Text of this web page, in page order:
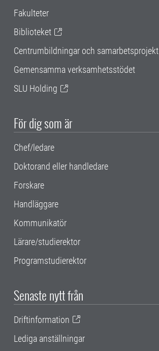
Fakulteter
Biblioteket
Centrumbildningar och samarbetsprojekt
Gemensamma verksamhetsstödet
SLU Holding
För dig som är
Chef/ledare
Doktorand eller handledare
Forskare
Handläggare
Kommunikatör
Lärare/studierektor
Programstudierektor
Senaste nytt från
Driftinformation
Lediga anställningar